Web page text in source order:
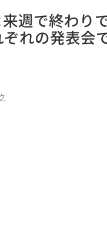
週で終わり
れの発表会